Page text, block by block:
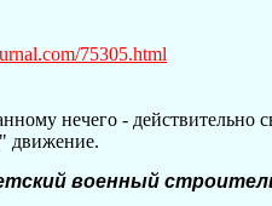
75305.html
нечего - действительно
движение.
военный